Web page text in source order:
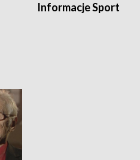
Informacje Sport